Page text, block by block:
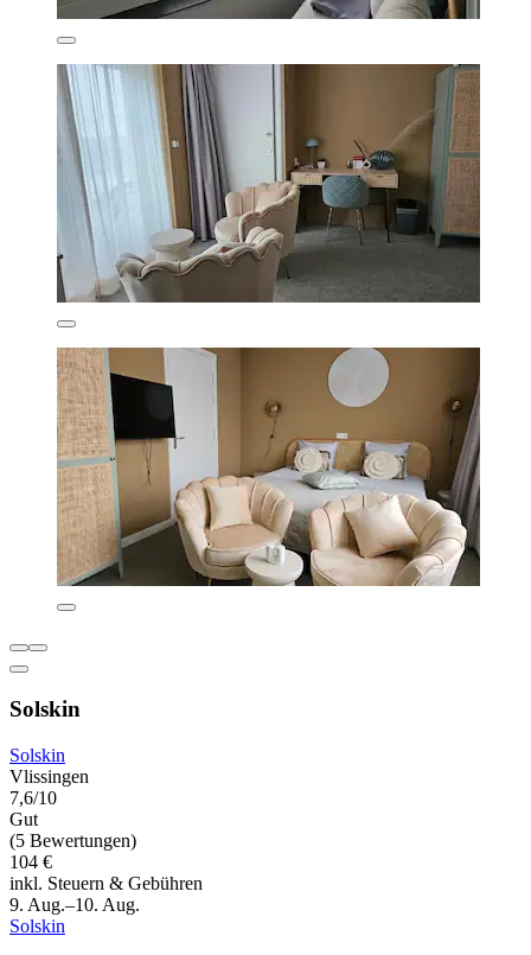
Solskin
Solskin
Vlissingen
7,6/10
Gut
(5 Bewertungen)
104 €
inkl. Steuern & Gebühren
9. Aug.–10. Aug.
Solskin